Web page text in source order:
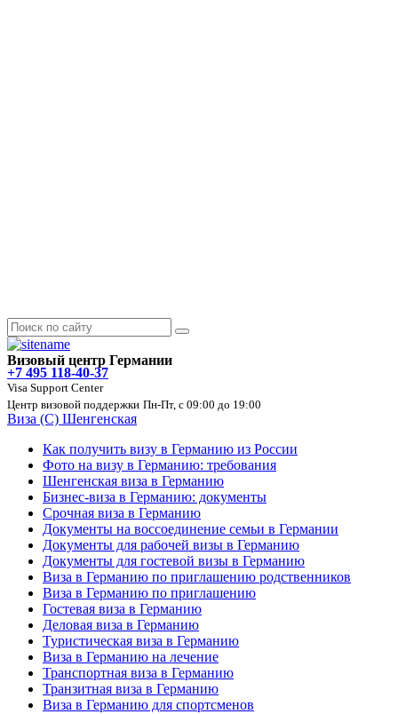
Визовый центр Германии
+7 495 118-40-37
Visa Support Center
Центр визовой поддержки Пн-Пт, с 09:00 до 19:00
Виза (C) Шенгенская
Как получить визу в Германию из России
Фото на визу в Германию: требования
Шенгенская виза в Германию
Бизнес-виза в Германию: документы
Срочная виза в Германию
Документы на воссоединение семьи в Германии
Документы для рабочей визы в Германию
Документы для гостевой визы в Германию
Виза в Германию по приглашению родственников
Виза в Германию по приглашению
Гостевая виза в Германию
Деловая виза в Германию
Туристическая виза в Германию
Виза в Германию на лечение
Транспортная виза в Германию
Транзитная виза в Германию
Виза в Германию для спортсменов